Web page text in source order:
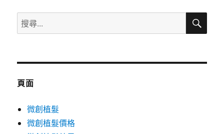
搜
尋
鍵
搜
頁面
微創植髮
微創植髮價格